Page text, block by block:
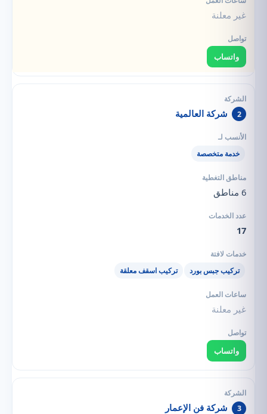
غير معلنة
واتساب
2 شركة العالمية
خدمة متخصصة
6 مناطق
17
تركيب جبس بورد تركيب اسقف معلقة
غير معلنة
واتساب
3 شركة فن الإعمار